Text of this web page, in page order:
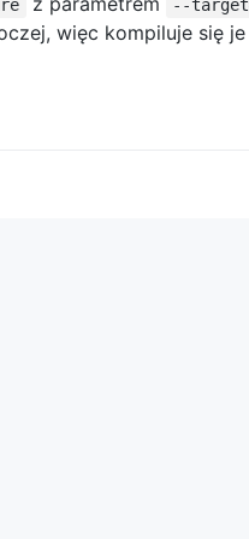
--
więc kompiluje się